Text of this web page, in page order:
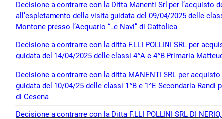
Decisione a contrarre con la Ditta Manenti Srl per l’acquisto
all’espletamento della visita guidata del 09/04/2025 delle
Montone presso l’Acquario “Le Navi” di Cattolica
Decisione a contrarre con la ditta F.LLI POLLINI SRL per
guidata del 14/04/2025 delle classi 4^A e 4^B Primaria
Decisione a contrarre con la ditta MANENTI SRL per
guidata del 10/04/25 delle classi 1^B e 1^E Secondaria
di Cesena
Decisione a contrarre con la Ditta F.LLI POLLINI SRL DI